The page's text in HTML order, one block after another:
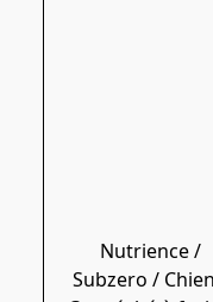
Nutrience /
Subzero /